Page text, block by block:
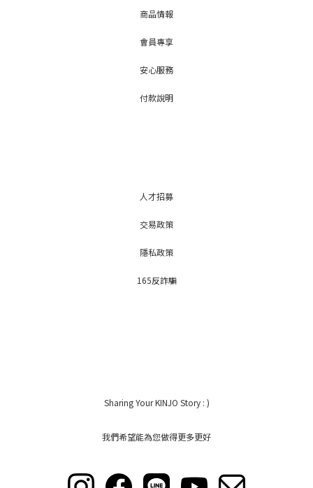
商品情報
會員專享
安心服務
付款說明
人才招募
交易政策
隱私政策
165反詐騙
Sharing Your KINJO Story : )
我們希望能為您做得更多更好